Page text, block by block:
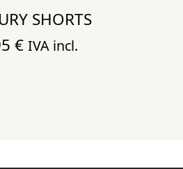
SHORTS
€El
IVA incl.